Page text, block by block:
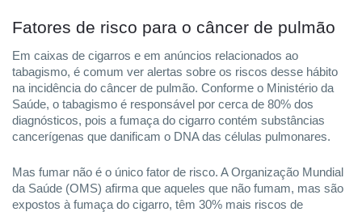
Fatores de risco para o câncer de pulmão
Em caixas de cigarros e em anúncios relacionados ao
tabagismo, é comum ver alertas sobre os riscos desse hábito
na incidência do câncer de pulmão. Conforme o Ministério da
Saúde, o tabagismo é responsável por cerca de 80% dos
diagnósticos, pois a fumaça do cigarro contém substâncias
cancerígenas que danificam o DNA das células pulmonares.
Mas fumar não é o único fator de risco. A Organização Mundial
da Saúde (OMS) afirma que aqueles que não fumam, mas são
expostos à fumaça do cigarro, têm 30% mais riscos de